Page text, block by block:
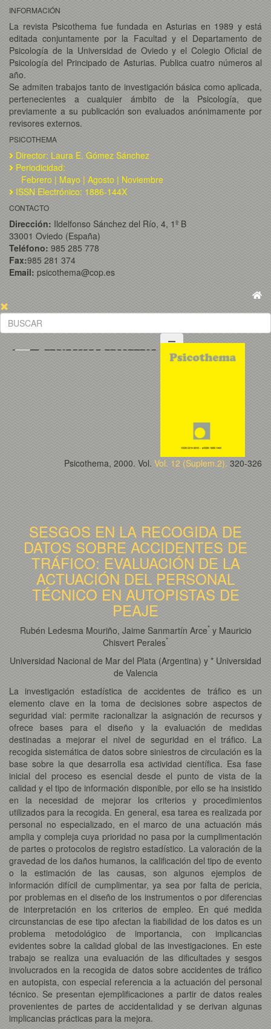
INFORMACIÓN
La revista Psicothema fue fundada en Asturias en 1989 y está
editada conjuntamente por la Facultad y el Departamento de
Psicología de la Universidad de Oviedo y el Colegio Oficial de
Psicología del Principado de Asturias. Publica cuatro números al
año.
Se admiten trabajos tanto de investigación básica como aplicada,
pertenecientes a cualquier ámbito de la Psicología, que
previamente a su publicación son evaluados anónimamente por
revisores externos.
PSICOTHEMA
Director: Laura E. Gómez Sánchez
Periodicidad:
Febrero | Mayo | Agosto | Noviembre
ISSN Electrónico: 1886-144X
CONTACTO
Dirección: Ildelfonso Sánchez del Río, 4, 1º B
33001 Oviedo (España)
Teléfono: 985 285 778
Fax:985 281 374
Email: psicothema@cop.es
Psicothema, 2000. Vol. Vol. 12 (Suplem.2). 320-326
SESGOS EN LA RECOGIDA DE
DATOS SOBRE ACCIDENTES DE
TRÁFICO: EVALUACIÓN DE LA
ACTUACIÓN DEL PERSONAL
TÉCNICO EN AUTOPISTAS DE
PEAJE
Rubén Ledesma Mouriño, Jaime Sanmartín Arce*y Mauricio
Chisvert Perales*
Universidad Nacional de Mar del Plata (Argentina) y * Universidad
de Valencia
La investigación estadística de accidentes de tráfico es un
elemento clave en la toma de decisiones sobre aspectos de
seguridad vial: permite racionalizar la asignación de recursos y
ofrece bases para el diseño y la evaluación de medidas
destinadas a mejorar el nivel de seguridad en el tráfico. La
recogida sistemática de datos sobre siniestros de circulación es la
base sobre la que desarrolla esa actividad científica. Esa fase
inicial del proceso es esencial desde el punto de vista de la
calidad y el tipo de información disponible, por ello se ha insistido
en la necesidad de mejorar los criterios y procedimientos
utilizados para la recogida. En general, esa tarea es realizada por
personal no especializado, en el marco de una actuación más
amplia y compleja cuya prioridad no pasa por la cumplimentación
de partes o protocolos de registro estadístico. La valoración de la
gravedad de los daños humanos, la calificación del tipo de evento
o la estimación de las causas, son algunos ejemplos de
información difícil de cumplimentar, ya sea por falta de pericia,
por problemas en el diseño de los instrumentos o por diferencias
de interpretación en los criterios de empleo. En qué medida
circunstancias de ese tipo afectan la fiabilidad de los datos es un
problema metodológico de importancia, con implicancias
evidentes sobre la calidad global de las investigaciones. En este
trabajo se realiza una evaluación de las dificultades y sesgos
involucrados en la recogida de datos sobre accidentes de tráfico
en autopista, con especial referencia a la actuación del personal
técnico. Se presentan ejemplificaciones a partir de datos reales
provenientes de partes de accidentalidad y se derivan algunas
implicancias prácticas para la mejora.